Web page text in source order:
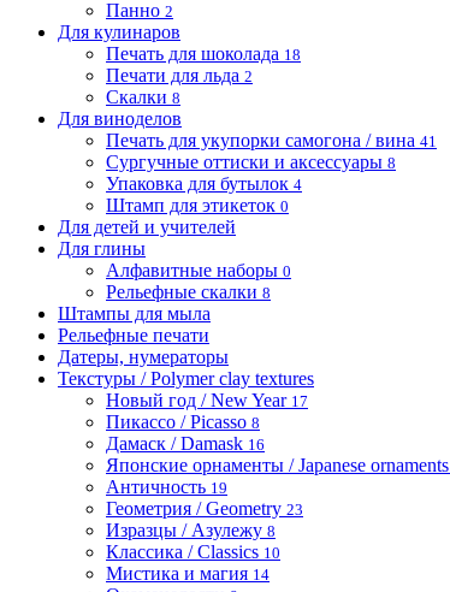
Панно 2
Для кулинаров
Печать для шоколада 18
Печати для льда 2
Скалки 8
Для виноделов
Печать для укупорки самогона / вина 41
Сургучные оттиски и аксессуары 8
Упаковка для бутылок 4
Штамп для этикеток 0
Для детей и учителей
Для глины
Алфавитные наборы 0
Рельефные скалки 8
Штампы для мыла
Рельефные печати
Датеры, нумераторы
Текстуры / Polymer clay textures
Новый год / New Year 17
Пикассо / Picasso 8
Дамаск / Damask 16
Японские орнаменты / Japanese ornaments
Античность 19
Геометрия / Geometry 23
Изразцы / Азулежу 8
Классика / Classics 10
Мистика и магия 14